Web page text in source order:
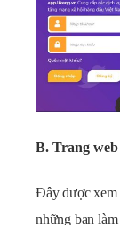
B. Trang
Đây được xem
những bạn